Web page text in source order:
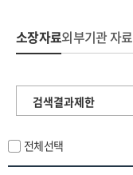
소장자료외부기관 자료
검색결과제한
전체선택